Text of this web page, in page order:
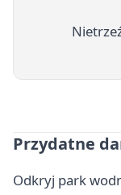
Przydatne
Odkryj park